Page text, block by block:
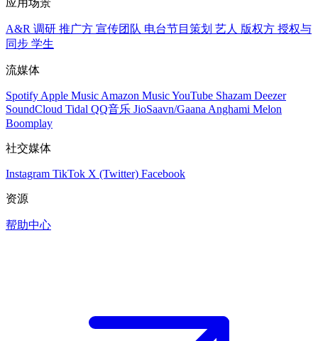
A&R 调研 推广方 宣传团队 电台节目策划 艺人 版权方 授权与
同步 学生
流媒体
Spotify Apple Music Amazon MusicYouTube Shazam Deezer
SoundCloud Tidal QQ音乐 JioSaavn/Gaana Anghami Melon
Boomplay
社交媒体
Instagram TikTok X (Twitter) Facebook
资源
帮助中心